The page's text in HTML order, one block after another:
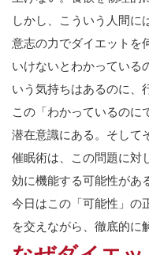
しかし、こういう人間に
意志の力でダイエットを
いけないとわかっている
いう気持ちはあるのに、
この「わかっているのに
潜在意識にある。そして
催眠術は、この問題に対
効に機能する可能性があ
今日はこの「可能性」の
を交えながら、徹底的に